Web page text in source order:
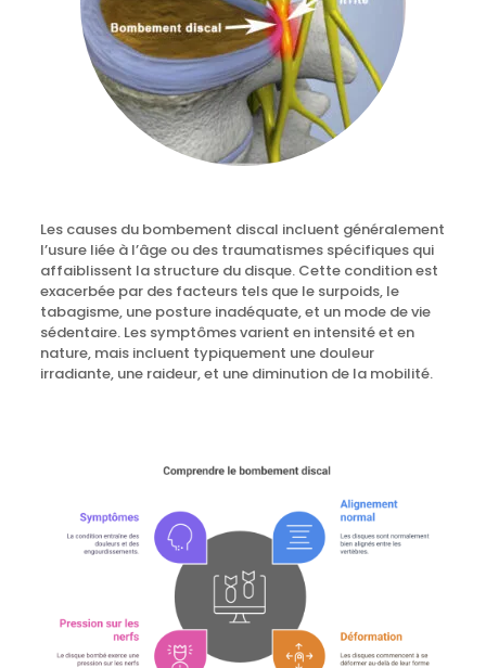
Les causes du bombement discal incluent généralement
l’usure liée à l’âge ou des traumatismes spécifiques qui
affaiblissent la structure du disque. Cette condition est
exacerbée par des facteurs tels que le surpoids, le
tabagisme, une posture inadéquate, et un mode de vie
sédentaire. Les symptômes varient en intensité et en
nature, mais incluent typiquement une douleur
irradiante, une raideur, et une diminution de la mobilité.